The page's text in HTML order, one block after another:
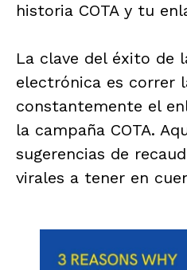
historia COTA y tu
La clave del éxito de
electrónica es correr
constantemente el
la campaña COTA.
sugerencias de
virales a tener en